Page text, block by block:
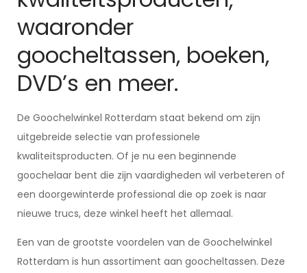
waaronder
goocheltassen, boeken,
DVD’s en meer.
De Goochelwinkel Rotterdam staat bekend om zijn
uitgebreide selectie van professionele
kwaliteitsproducten. Of je nu een beginnende
goochelaar bent die zijn vaardigheden wil verbeteren of
een doorgewinterde professional die op zoek is naar
nieuwe trucs, deze winkel heeft het allemaal.
Een van de grootste voordelen van de Goochelwinkel
Rotterdam is hun assortiment aan goocheltassen. Deze